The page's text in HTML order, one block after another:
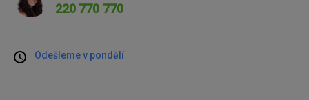
220 770 770
Odešleme v pondělí